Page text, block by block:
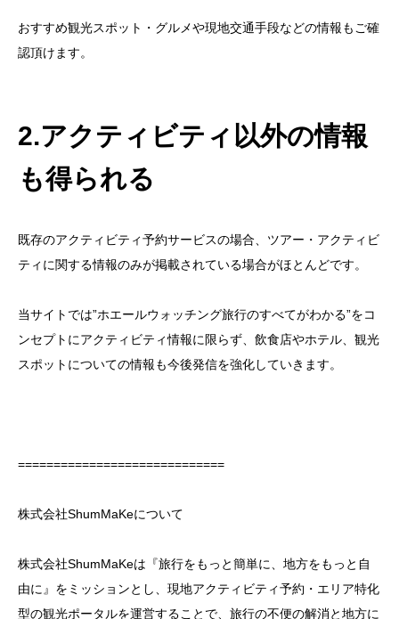
おすすめ観光スポット・グルメや現地交通手段などの情報もご確
認頂けます。
2.アクティビティ以外の情報
も得られる
既存のアクティビティ予約サービスの場合、ツアー・アクティビ
ティに関する情報のみが掲載されている場合がほとんどです。
当サイトでは”ホエールウォッチング旅行のすべてがわかる”をコ
ンセプトにアクティビティ情報に限らず、飲食店やホテル、観光
スポットについての情報も今後発信を強化していきます。
=============================
株式会社ShumMaKeについて
株式会社ShumMaKeは『旅行をもっと簡単に、地方をもっと自
由に』をミッションとし、現地アクティビティ予約・エリア特化
型の観光ポータルを運営することで、旅行の不便の解消と地方に